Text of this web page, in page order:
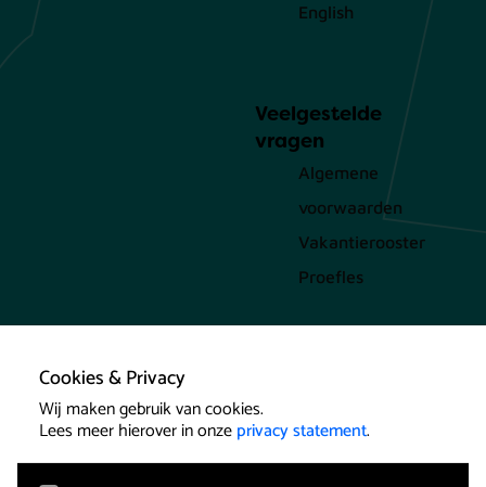
Cookies & Privacy
Wij maken gebruik van cookies.
Lees meer hierover in onzeprivacy statement.
English
Veelgestelde
vragen
Algemene
voorwaarden
Vakantierooster
Proefles